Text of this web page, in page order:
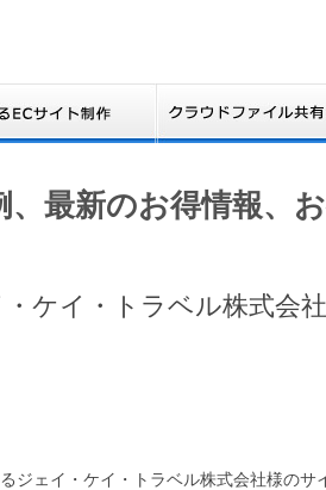
最新のお得情報、
・ケイ・トラベル株式会
ジェイ・ケイ・トラベル株式会社様のサ